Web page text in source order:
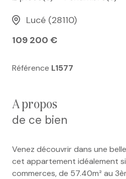
Lucé (28110)
109 200 €
Référence L1577
a propos
de ce bien
Venez découvrir dans une
cet appartement idéalement
commerces, de 57.40m² au